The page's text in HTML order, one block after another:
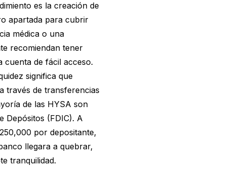
es la creación de
apartada para cubrir
médica o una
recomiendan tener
cuenta de fácil acceso.
significa que
través de transferencias
de las HYSA son
Depósitos (FDIC). A
por depositante,
llegara a quebrar,
tranquilidad.